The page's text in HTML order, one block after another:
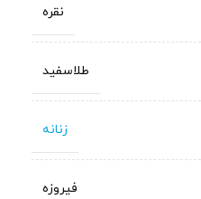
نقره
طلاسفید
زنانه
فیروزه